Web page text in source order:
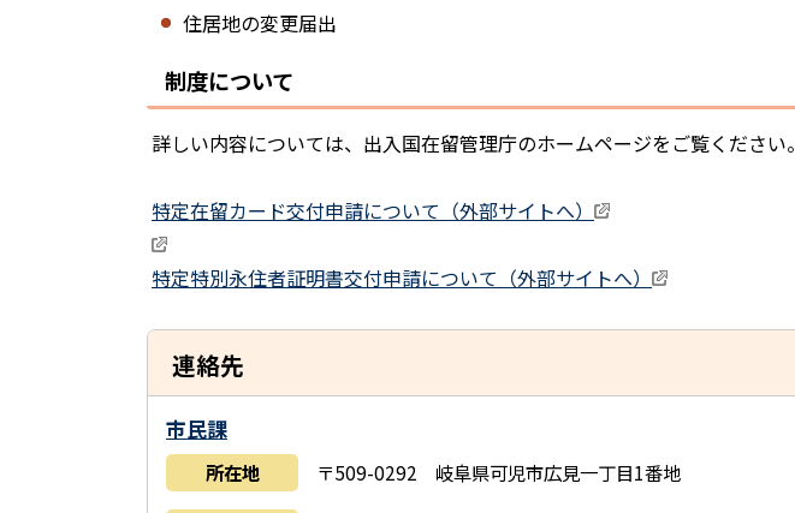
住居地の変更届出
制度について
詳しい内容については、出入国在留管理庁のホームページをご覧ください。
特定在留カード交付申請について（外部サイトへ）
特定特別永住者証明書交付申請について（外部サイトへ）
連絡先
市民課
所在地 〒509-0292 岐阜県可児市広見一丁目1番地